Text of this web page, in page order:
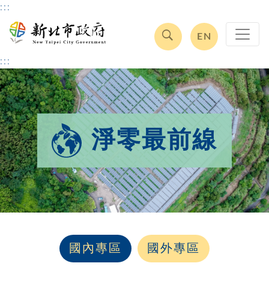
:::
EN
:::
淨零最前線
國內專區 國外專區